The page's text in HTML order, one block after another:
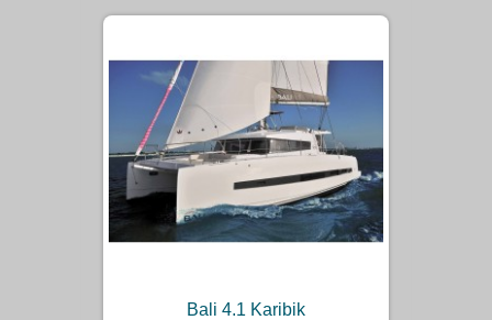
Bali 4.1 Karibik